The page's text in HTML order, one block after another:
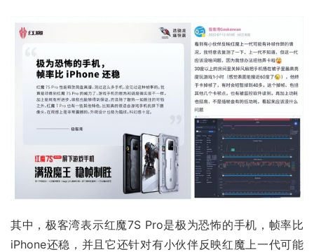
其中，极客湾表示红魔7S Pro是极为恐怖的手机，帧率比
iPhone还稳，并且它还针对有小伙伴反映红魔上一代可能